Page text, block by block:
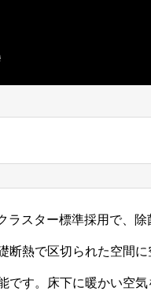
ラスター標準採用で、
断熱で区切られた空間
です。床下に暖かい空